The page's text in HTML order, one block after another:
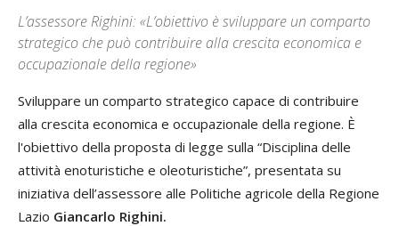
L’assessore Righini: «L’obiettivo è sviluppare un comparto
strategico che può contribuire alla crescita economica e
occupazionale della regione»
Sviluppare un comparto strategico capace di contribuire
alla crescita economica e occupazionale della regione. È
l'obiettivo della proposta di legge sulla “Disciplina delle
attività enoturistiche e oleoturistiche”, presentata su
iniziativa dell’assessore alle Politiche agricole della Regione
Lazio Giancarlo Righini.